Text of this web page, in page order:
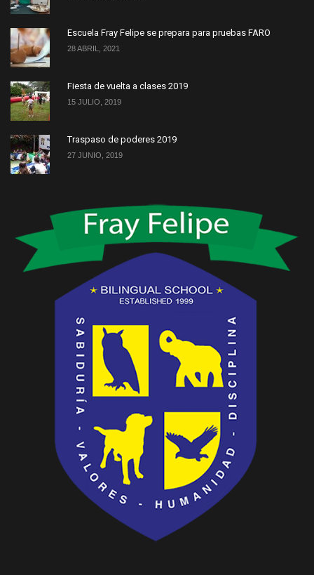
Escuela Fray Felipe se prepara para pruebas FARO
28 ABRIL, 2021
Fiesta de vuelta a clases 2019
15 JULIO, 2019
Traspaso de poderes 2019
27 JUNIO, 2019